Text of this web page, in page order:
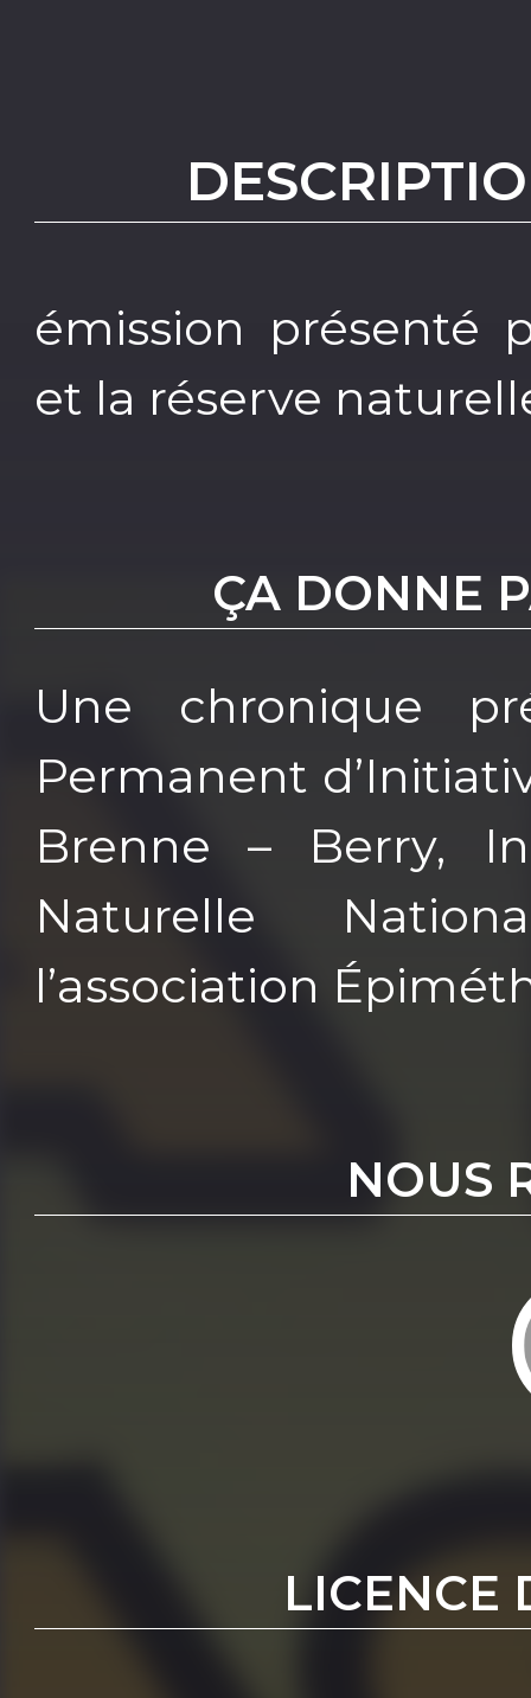
émission présenté
et la réserve
ÇA DONNE
Une chronique
Permanent
Brenne – Berry,
Naturelle
l’association
NOUS
LICENCE